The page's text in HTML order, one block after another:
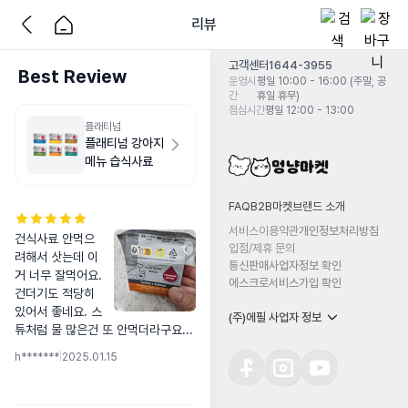
리뷰
Best Review
플래티넘
플래티넘 강아지
메뉴 습식사료
건식사료 안먹으
려해서 삿는데 이
거 너무 잘먹어요.
건더기도 적당히
있어서 좋네요. 스
튜처럼 물 많은건 또 안먹더라구요...
h******* 2025.01.15
고객센터1644-3955
운영시
간
평일 10:00 - 16:00 (주말, 공
휴일 휴무)
점심시간평일 12:00 - 13:00
FAQB2B마켓 브랜드 소개
서비스이용약관개인정보처리방침
입점/제휴 문의
통신판매사업자정보 확인
에스크로서비스가입 확인
(주)에필 사업자 정보